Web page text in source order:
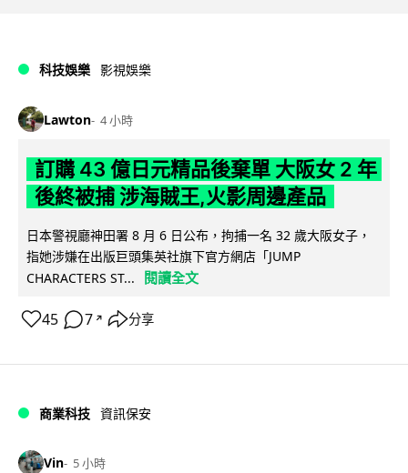
科技娛樂 影視娛樂
Lawton 4 小時
訂購 43 億日元精品後棄單 大阪女 2 年
後終被捕 涉海賊王,火影周邊產品
日本警視廳神田署 8 月 6 日公布，拘捕一名 32 歲大阪女子，
指她涉嫌在出版巨頭集英社旗下官方網店「JUMP
CHARACTERS ST...
閱讀全文
45 7 ↗ 分享
商業科技 資訊保安
Vin 5 小時